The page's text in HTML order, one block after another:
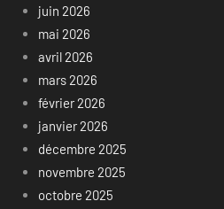
juin 2026
mai 2026
avril 2026
mars 2026
février 2026
janvier 2026
décembre 2025
novembre 2025
octobre 2025